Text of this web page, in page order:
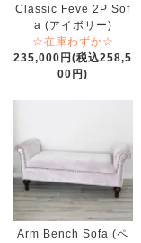
Classic Feve 2P Sof
a (アイボリー)
☆在庫わずか☆
235,000円(税込258,5
00円)
Arm Bench Sofa (ペ